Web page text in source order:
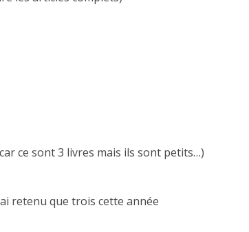
ce sont 3 livres mais ils sont petits…)
ai retenu que trois cette année